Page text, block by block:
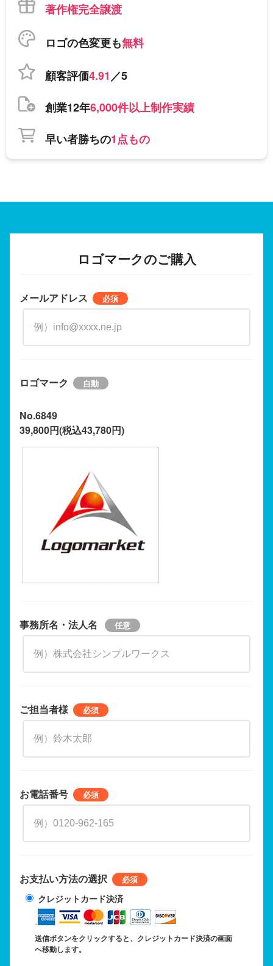
著作権完全譲渡
ロゴの色変更も無料
顧客評価4.91／5
創業12年6,000件以上制作実績
早い者勝ちの1点もの
ロゴマークのご購入
メールアドレス
ロゴマーク
No.6849
39,800円(税込43,780円)
事務所名・法人名
ご担当者様
お電話番号
お支払い方法の選択
クレジットカード決済
送信ボタンをクリックすると、クレジットカード決済の画面
へ移動します。